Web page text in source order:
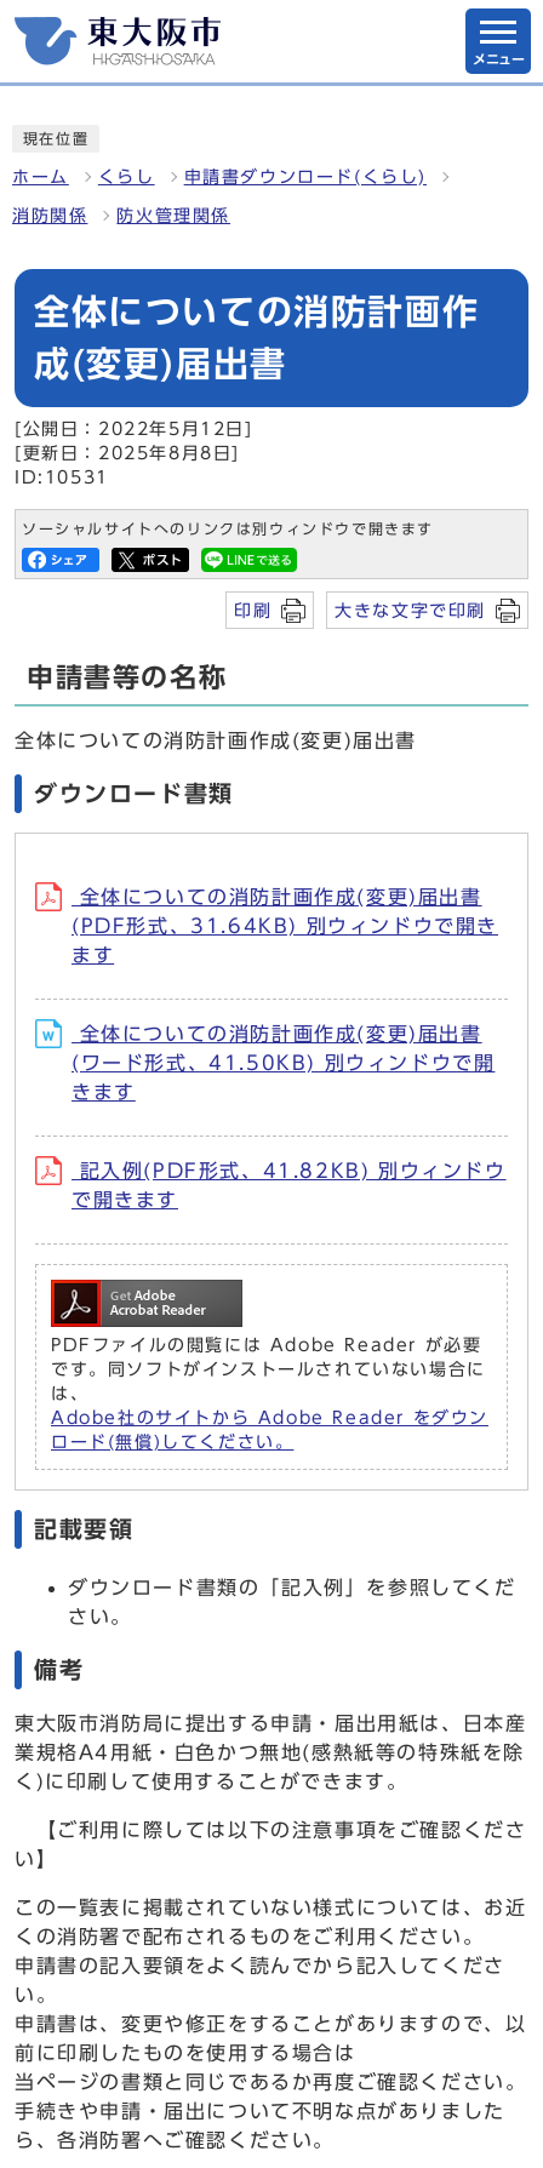
メニュー
現在位置
ホーム くらし 申請書ダウンロード(くらし)
消防関係 防火管理関係
全体についての消防計画作
成(変更)届出書
[公開日：2022年5月12日]
[更新日：2025年8月8日]
ID:10531
ソーシャルサイトへのリンクは別ウィンドウで開きます
印刷 大きな文字で印刷
申請書等の名称
全体についての消防計画作成(変更)届出書
ダウンロード書類
全体についての消防計画作成(変更)届出書
(PDF形式、31.64KB) 別ウィンドウで開き
ます
全体についての消防計画作成(変更)届出書
(ワード形式、41.50KB) 別ウィンドウで開
きます
記入例(PDF形式、41.82KB) 別ウィンドウ
で開きます
PDFファイルの閲覧には Adobe Reader が必要
です。同ソフトがインストールされていない場合に
は、
Adobe社のサイトから Adobe Reader をダウン
ロード(無償)してください。
記載要領
ダウンロード書類の「記入例」を参照してくだ
さい。
備考
東大阪市消防局に提出する申請・届出用紙は、日本産
業規格A4用紙・白色かつ無地(感熱紙等の特殊紙を除
く)に印刷して使用することができます。
【ご利用に際しては以下の注意事項をご確認くださ
い】
この一覧表に掲載されていない様式については、お近
くの消防署で配布されるものをご利用ください。
申請書の記入要領をよく読んでから記入してくださ
い。
申請書は、変更や修正をすることがありますので、以
前に印刷したものを使用する場合は
当ページの書類と同じであるか再度ご確認ください。
手続きや申請・届出について不明な点がありました
ら、各消防署へご確認ください。